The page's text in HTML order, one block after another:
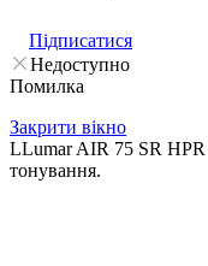
Підписатися
Недоступно
Помилка
Закрити вікно
LLumar AIR 75 SR HPR
тонування.